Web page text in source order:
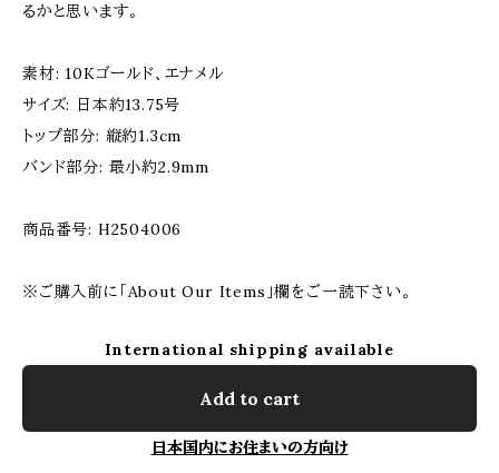
るかと思います。
素材: 10Kゴールド、エナメル
サイズ: 日本約13.75号
トップ部分: 縦約1.3cm
バンド部分: 最小約2.9mm
商品番号: H2504006
※ご購入前に「About Our Items」欄をご一読下さい。
International shipping available
Add to cart
日本国内にお住まいの方向け